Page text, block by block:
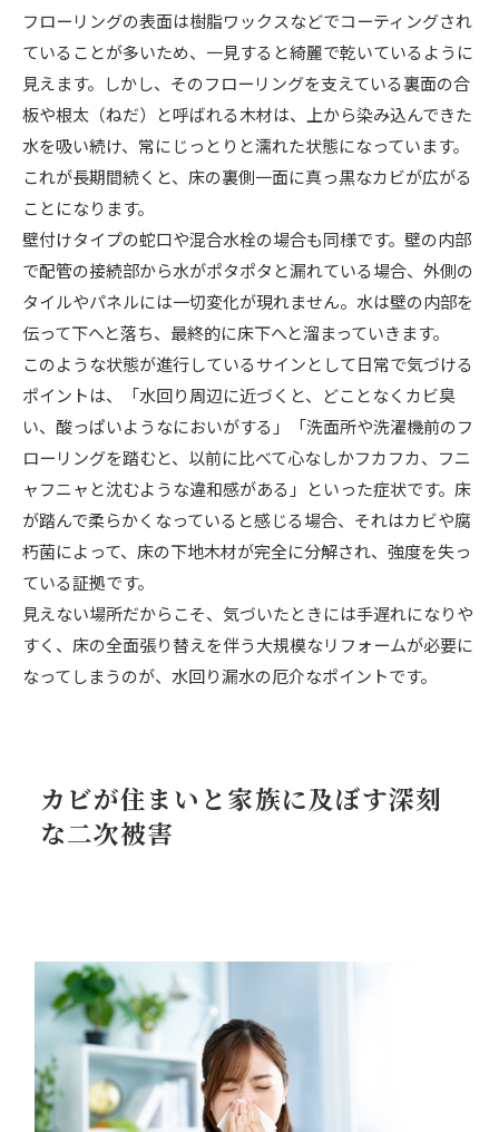
フローリングの表面は樹脂ワックスなどでコーティングされ
ていることが多いため、一見すると綺麗で乾いているように
見えます。しかし、そのフローリングを支えている裏面の合
板や根太（ねだ）と呼ばれる木材は、上から染み込んできた
水を吸い続け、常にじっとりと濡れた状態になっています。
これが長期間続くと、床の裏側一面に真っ黒なカビが広がる
ことになります。
壁付けタイプの蛇口や混合水栓の場合も同様です。壁の内部
で配管の接続部から水がポタポタと漏れている場合、外側の
タイルやパネルには一切変化が現れません。水は壁の内部を
伝って下へと落ち、最終的に床下へと溜まっていきます。
このような状態が進行しているサインとして日常で気づける
ポイントは、「水回り周辺に近づくと、どことなくカビ臭
い、酸っぱいようなにおいがする」「洗面所や洗濯機前のフ
ローリングを踏むと、以前に比べて心なしかフカフカ、フニ
ャフニャと沈むような違和感がある」といった症状です。床
が踏んで柔らかくなっていると感じる場合、それはカビや腐
朽菌によって、床の下地木材が完全に分解され、強度を失っ
ている証拠です。
見えない場所だからこそ、気づいたときには手遅れになりや
すく、床の全面張り替えを伴う大規模なリフォームが必要に
なってしまうのが、水回り漏水の厄介なポイントです。
カビが住まいと家族に及ぼす深刻
な二次被害